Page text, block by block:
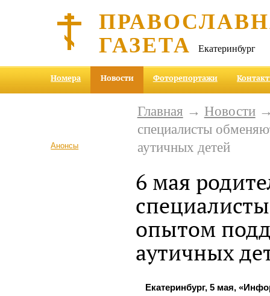
ГАЗЕТА Екатеринбург
Номера Новости Фоторепортажи
Анонсы
Главная → Новости→
специалисты
аутичных детей
6 мая
опытом
аутичных
Екатеринбург, 5 мая,